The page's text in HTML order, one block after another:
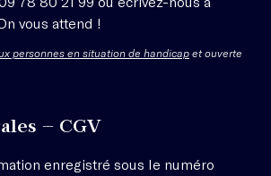
vous attend !
personnes en situation de handicap et ouverte
– CGV
enregistré sous le numéro